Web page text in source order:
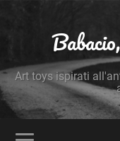
Art toys ispirati